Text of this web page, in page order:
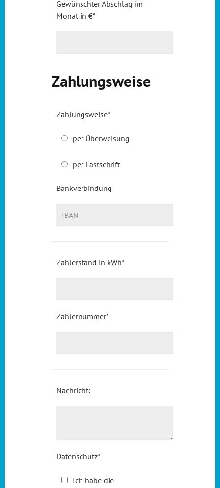
Gewünschter Abschlag im
Monat in €*
Zahlungsweise
Zahlungsweise*
per Überweisung
per Lastschrift
Bankverbindung
Zählerstand in kWh*
Zählernummer*
Nachricht:
Datenschutz*
Ich habe die